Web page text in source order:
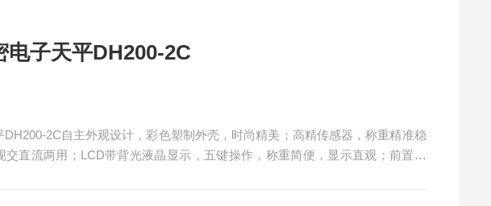
电子天平DH200-2C
DH200-2C自主外观设计，彩色塑制外壳，时尚精美；高精传感器，称重精准稳
交直流两用；LCD带背光液晶显示，五键操作，称重简便，显示直观；前置水